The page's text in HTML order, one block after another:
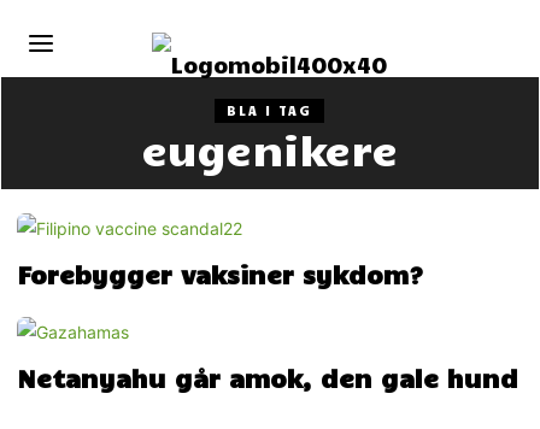
BLA I TAG
eugenikere
Forebygger vaksiner sykdom?
Netanyahu går amok, den gale hund